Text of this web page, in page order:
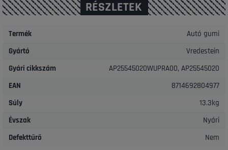
RÉSZLETEK
Termék
Autó gumi
Gyártó
Vredestein
Gyári cikkszám
AP25545020WUPRA00, AP25545020
EAN
8714692804977
Súly
13.3kg
Évszak
Nyári
Defekttűrő
Nem